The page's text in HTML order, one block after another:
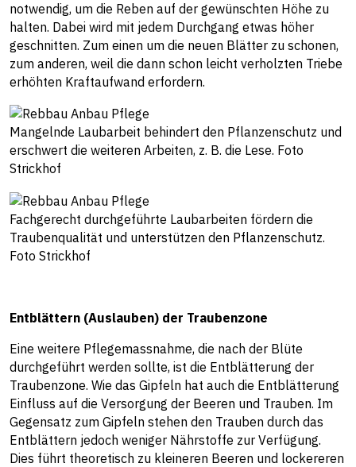
notwendig, um die Reben auf der gewünschten Höhe zu
halten. Dabei wird mit jedem Durchgang etwas höher
geschnitten. Zum einen um die neuen Blätter zu schonen,
zum anderen, weil die dann schon leicht verholzten Triebe
erhöhten Kraftaufwand erfordern.
Mangelnde Laubarbeit behindert den Pflanzenschutz und
erschwert die weiteren Arbeiten, z. B. die Lese. Foto
Strickhof
Fachgerecht durchgeführte Laubarbeiten fördern die
Traubenqualität und unterstützen den Pflanzenschutz.
Foto Strickhof
Entblättern (Auslauben) der Traubenzone
Eine weitere Pflegemassnahme, die nach der Blüte
durchgeführt werden sollte, ist die Entblätterung der
Traubenzone. Wie das Gipfeln hat auch die Entblätterung
Einfluss auf die Versorgung der Beeren und Trauben. Im
Gegensatz zum Gipfeln stehen den Trauben durch das
Entblättern jedoch weniger Nährstoffe zur Verfügung.
Dies führt theoretisch zu kleineren Beeren und lockereren